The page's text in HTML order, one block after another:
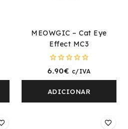
MEOWGIC – Cat Eye
Effect MC3
0
5
6.90€ c/IVA
ADICIONAR